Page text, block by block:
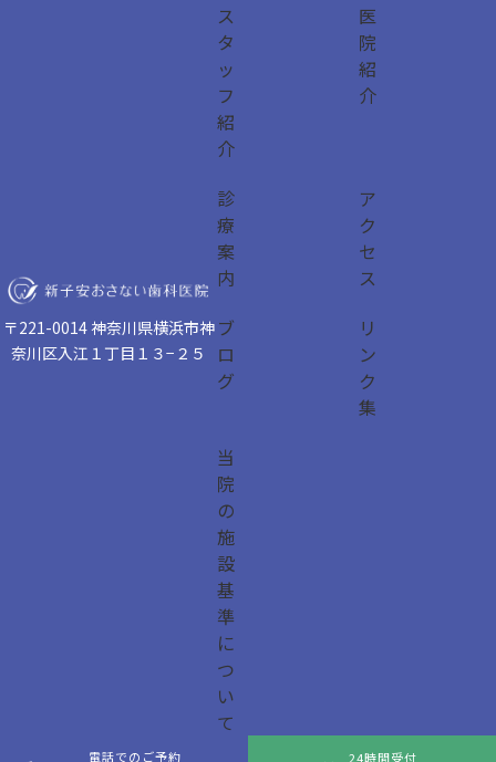
〒221-0014 神奈川県横浜市神
奈川区入江１丁目１３−２５
ス
タ
ッ
フ
紹
介
医
院
紹
介
診
療
案
内
ア
ク
セ
ス
ブ
ロ
グ
リ
ン
ク
集
当
院
の
施
設
基
準
に
つ
い
て
電話でのご予約 24時間受付